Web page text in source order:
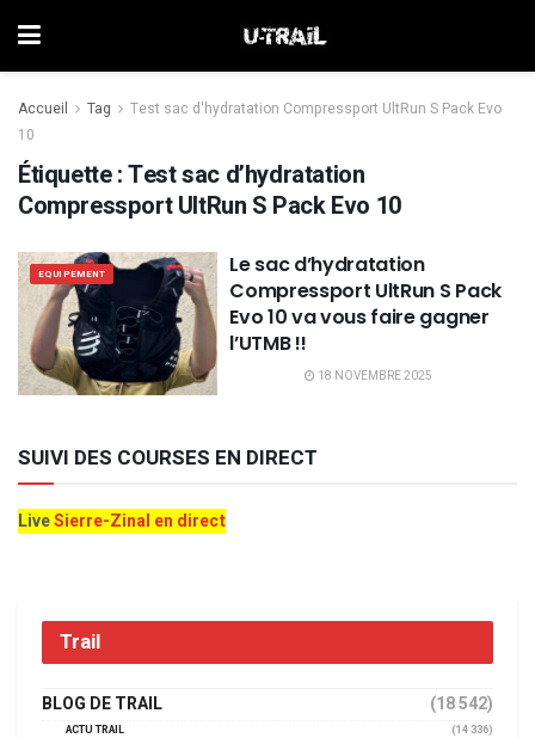
Accueil Tag
Test sac d'hydratation Compressport UltRun S Pack Evo
10
Étiquette :Test sac d’hydratation
Compressport UltRun S Pack Evo 10
EQUIPEMENT
Le sac d’hydratation
Compressport UltRun S Pack
Evo 10 va vous faire gagner
l’UTMB !!
18 NOVEMBRE 2025
SUIVI DES COURSES EN DIRECT
LiveSierre-Zinal en direct
Trail
BLOG DE TRAIL (18 542)
ACTU TRAIL
(14 336)